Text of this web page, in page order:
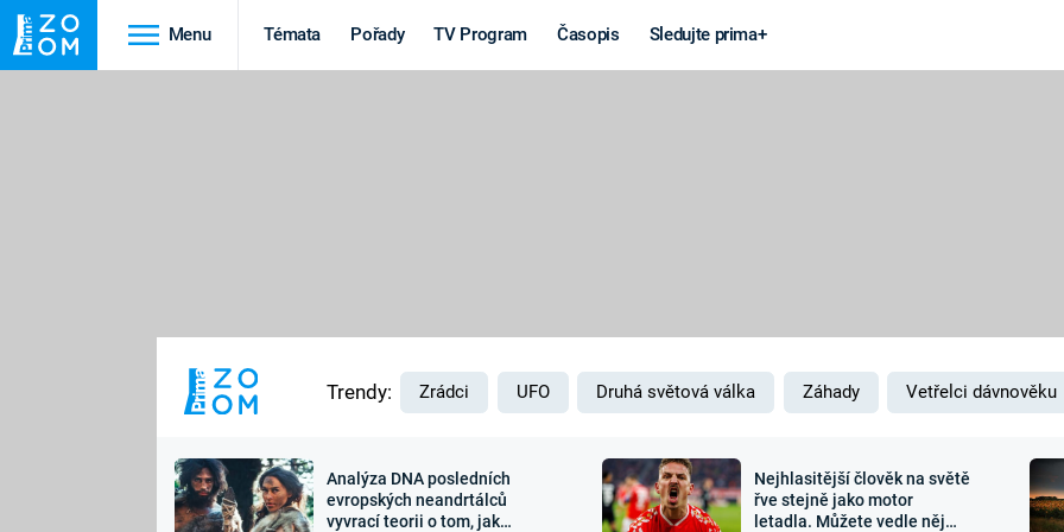
Menu Témata Pořady TV Program Časopis Sledujte prima+
MARS
Výročí
Záhady a
Trendy: Zrádci UFO Druhá světová válka Záhady Vetřelci dávnověku
Analýza DNA posledních
evropských neandrtálců
vyvrací teorii o tom, jak
Nejhlasitější člověk na světě
řve stejně jako motor
letadla. Můžete vedle něj